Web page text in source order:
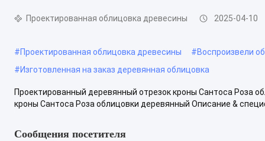
Проектированная облицовка древесины 2025-04-10
#Проектированная облицовка древесины #Воспроизвели
#Изготовленная на заказ деревянная облицовка
Проектированный деревянный отрезок кроны Сантоса Роза
кроны Сантоса Роза облицовки деревянный Описание &
Сообщения посетителя